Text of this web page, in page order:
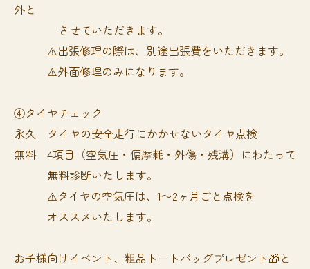
外と
させていただきます。
⚠️出張修理の際は、別途出張費をいただきます。
⚠️外面修理のみになります。
④タイヤチェック
永久 タイヤの安全走行にかかせないタイヤ点検
無料 4項目（空気圧・偏摩耗・外傷・残溝）にわたって
無料診断いたします。
⚠️タイヤの空気圧は、1〜2ヶ月ごと点検を
オススメいたします。
お子様向けイベント、粗品トートバッグプレゼント🎁と